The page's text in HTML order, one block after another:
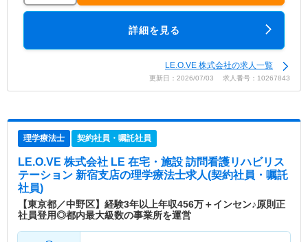
詳細を見る
LE.O.VE 株式会社の求人一覧
更新日：2026/07/03 求人番号：10267843
理学療法士 契約社員・嘱託社員
LE.O.VE 株式会社 LE 在宅・施設 訪問看護リハビリス
テーション 新宿支店の理学療法士求人(契約社員・嘱託
社員)
【東京都／中野区】経験3年以上年収456万＋インセン♪原則正
社員登用◎都内最大級数の事業所を運営